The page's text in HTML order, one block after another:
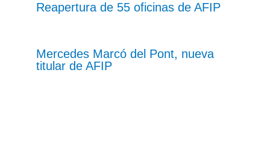
Reapertura de 55 oficinas de AFIP
Mercedes Marcó del Pont, nueva
titular de AFIP